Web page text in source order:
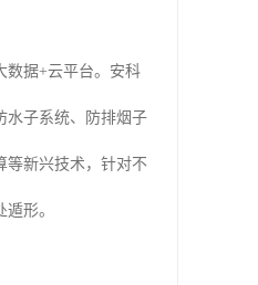
数据+云平台。安科
水子系统、防排烟子
等新兴技术，针对不
形。